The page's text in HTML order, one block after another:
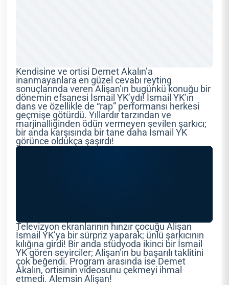
Kendisine ve ortisi Demet Akalın’a
inanmayanlara en güzel cevabı reyting
sonuçlarında veren Alişan’ın bugünkü konuğu bir
dönemin efsanesi İsmail YK’ydı! İsmail YK’ın
dans ve özellikle de “rap” performansı herkesi
geçmişe götürdü. Yıllardır tarzından ve
marjinalliğinden ödün vermeyen sevilen şarkıcı;
bir anda karşısında bir tane daha İsmail YK
görünce oldukça şaşırdı!
Televizyon ekranlarının hınzır çocuğu Alişan
İsmail YK’ya bir sürpriz yaparak; ünlü şarkıcının
kılığına girdi! Bir anda stüdyoda ikinci bir İsmail
YK gören seyirciler; Alişan’ın bu başarılı taklitini
çok beğendi. Program arasında ise Demet
Akalın, ortisinin videosunu çekmeyi ihmal
etmedi. Alemsin Alişan!